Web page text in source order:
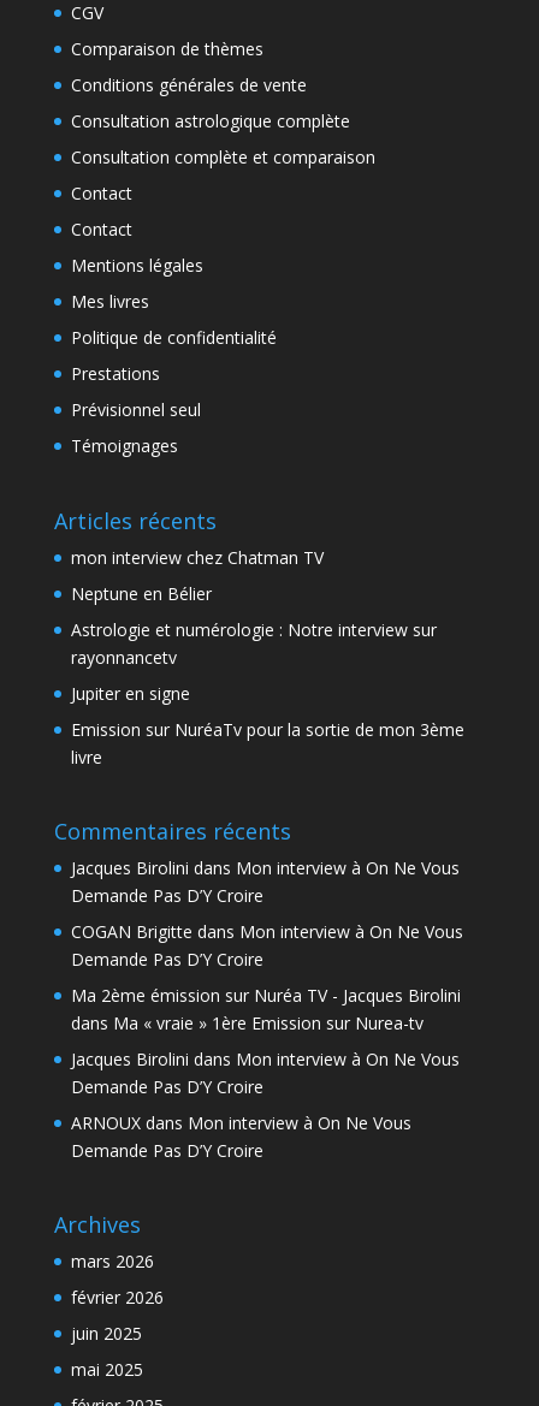
CGV
Comparaison de thèmes
Conditions générales de vente
Consultation astrologique complète
Consultation complète et comparaison
Contact
Contact
Mentions légales
Mes livres
Politique de confidentialité
Prestations
Prévisionnel seul
Témoignages
Articles récents
mon interview chez Chatman TV
Neptune en Bélier
Astrologie et numérologie : Notre interview sur
rayonnancetv
Jupiter en signe
Emission sur NuréaTv pour la sortie de mon 3ème
livre
Commentaires récents
Jacques Birolini dans Mon interview à On Ne Vous
Demande Pas D’Y Croire
COGAN Brigitte dans Mon interview à On Ne Vous
Demande Pas D’Y Croire
Ma 2ème émission sur Nuréa TV - Jacques Birolini
dans Ma « vraie » 1ère Emission sur Nurea-tv
Jacques Birolini dans Mon interview à On Ne Vous
Demande Pas D’Y Croire
ARNOUXdans Mon interview à On Ne Vous
Demande Pas D’Y Croire
Archives
mars 2026
février 2026
juin 2025
mai 2025